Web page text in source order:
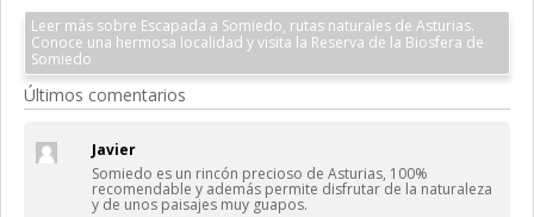
Leer más sobre Escapada a Somiedo, rutas naturales de Asturias.
Conoce una hermosa localidad y visita la Reserva de la Biosfera de
Somiedo
Últimos comentarios
Javier
Somiedo es un rincón precioso de Asturias, 100%
recomendable y además permite disfrutar de la naturaleza
y de unos paisajes muy guapos.